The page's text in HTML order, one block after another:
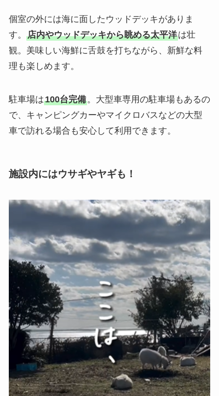
個室の外には海に面したウッドデッキがありま
す。 店内やウッドデッキから眺める太平洋は壮
観。美味しい海鮮に舌鼓を打ちながら、新鮮な料
理も楽しめます。
駐車場は100台完備。大型車専用の駐車場もあるの
で、キャンピングカーやマイクロバスなどの大型
車で訪れる場合も安心して利用できます。
施設内にはウサギやヤギも！